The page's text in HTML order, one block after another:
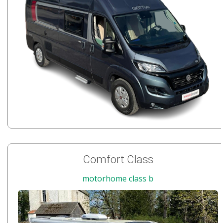
Comfort Class
motorhome class b